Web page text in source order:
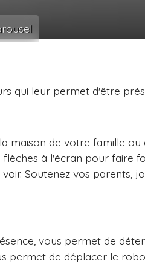
qui leur permet d'être
maison de votre famille
à l'écran pour faire
Soutenez vos parents,
vous permet de
permet de déplacer le